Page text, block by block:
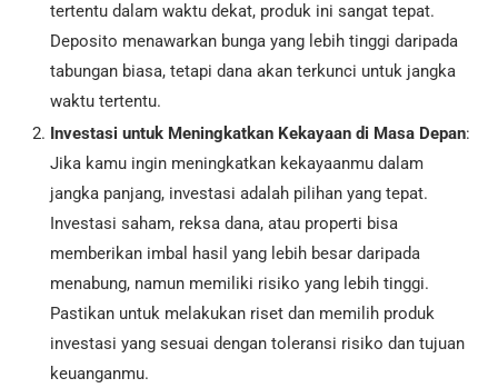
tertentu dalam waktu dekat, produk ini sangat tepat.
Deposito menawarkan bunga yang lebih tinggi daripada
tabungan biasa, tetapi dana akan terkunci untuk jangka
waktu tertentu.
Investasi untuk Meningkatkan Kekayaan di Masa Depan:
Jika kamu ingin meningkatkan kekayaanmu dalam
jangka panjang, investasi adalah pilihan yang tepat.
Investasi saham, reksa dana, atau properti bisa
memberikan imbal hasil yang lebih besar daripada
menabung, namun memiliki risiko yang lebih tinggi.
Pastikan untuk melakukan riset dan memilih produk
investasi yang sesuai dengan toleransi risiko dan tujuan
keuanganmu.